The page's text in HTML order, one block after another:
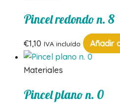
Pincel redondo n. 8
€1,10 IVA incluído Añadir
Materiales
Pincel plano n. 0